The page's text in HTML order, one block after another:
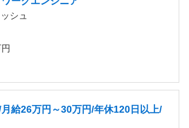
シュ
給26万円～30万円/年休120日以上/